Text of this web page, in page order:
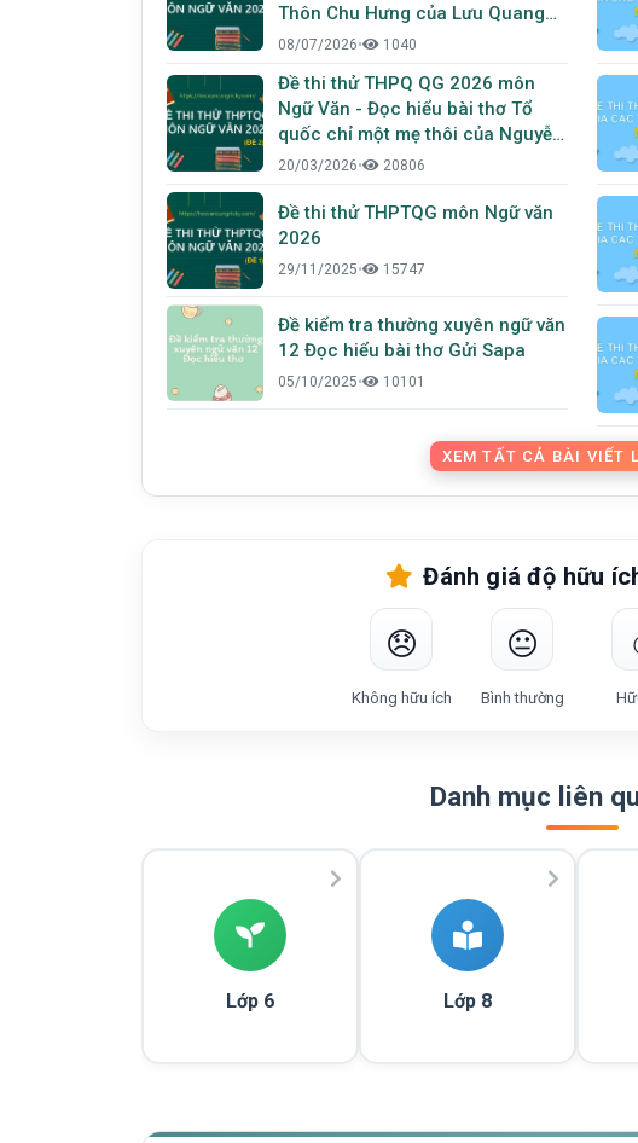
Thôn Chu Hưng của Lưu Quang
Vũ
08/07/2026• 1040
Đề thi thử THPQ QG 2026 môn
Ngữ Văn - Đọc hiểu bài thơ Tổ
quốc chỉ một mẹ thôi của Nguyễn
Tiến Đường
20/03/2026• 20806
Đề thi thử THPTQG môn Ngữ văn
2026
29/11/2025• 15747
Đề kiểm tra thường xuyên ngữ văn
12 Đọc hiểu bài thơ Gửi Sapa
05/10/2025• 10101
XEM TẤT CẢ BÀI VIẾT
Đánh giá độ hữu
😞
Không hữu ích
😐
Bình thường
Danh mục liên
Lớp 6 Lớp 8